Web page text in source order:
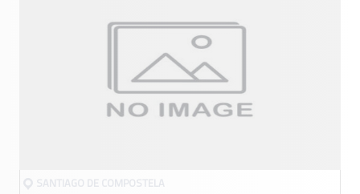
SANTIAGO DE COMPOSTELA